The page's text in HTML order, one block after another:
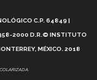
Tec? (video)
Artificial, Paola
C.P. 64849 |
2000 D.R.© INSTITUTO
MÉXICO. 2018